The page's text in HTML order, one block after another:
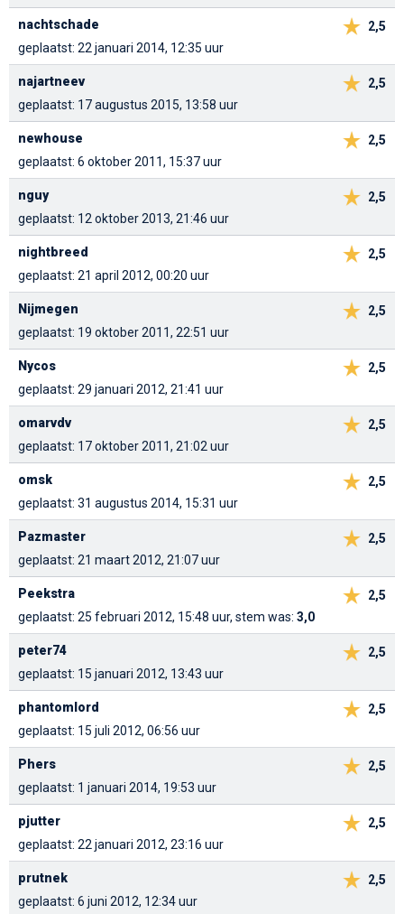
2,5
nachtschade
geplaatst: 22 januari 2014, 12:35 uur
2,5
najartneev
geplaatst: 17 augustus 2015, 13:58 uur
2,5
newhouse
geplaatst: 6 oktober 2011, 15:37 uur
2,5
nguy
geplaatst: 12 oktober 2013, 21:46 uur
2,5
nightbreed
geplaatst: 21 april 2012, 00:20 uur
2,5
Nijmegen
geplaatst: 19 oktober 2011, 22:51 uur
2,5
Nycos
geplaatst: 29 januari 2012, 21:41 uur
2,5
omarvdv
geplaatst: 17 oktober 2011, 21:02 uur
2,5
omsk
geplaatst: 31 augustus 2014, 15:31 uur
2,5
Pazmaster
geplaatst: 21 maart 2012, 21:07 uur
2,5
Peekstra
geplaatst: 25 februari 2012, 15:48 uur, stem was: 3,0
2,5
peter74
geplaatst: 15 januari 2012, 13:43 uur
2,5
phantomlord
geplaatst: 15 juli 2012, 06:56 uur
2,5
Phers
geplaatst: 1 januari 2014, 19:53 uur
2,5
pjutter
geplaatst: 22 januari 2012, 23:16 uur
2,5
prutnek
geplaatst: 6 juni 2012, 12:34 uur